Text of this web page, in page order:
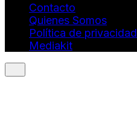
Contacto
Quienes Somos
Política de privacidad
Mediakit